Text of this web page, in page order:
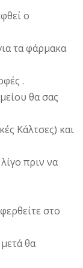
ο
τα φάρμακα
.
θα σας
Κάλτσες) και
πριν να
στο
θα